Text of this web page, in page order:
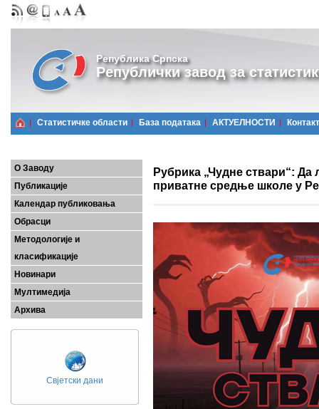
Република Српска
Републички завод за
Статистичке области Базa података АКТУЕЛНОСТИ Контакт
О Заводу
Публикације
Календар публиковања
Обрасци
Методологије и
класификације
Новинари
Мултимедија
Архива
Свјетски дани
Рубрика „Чудне ствари“: Да
приватне средње школе у